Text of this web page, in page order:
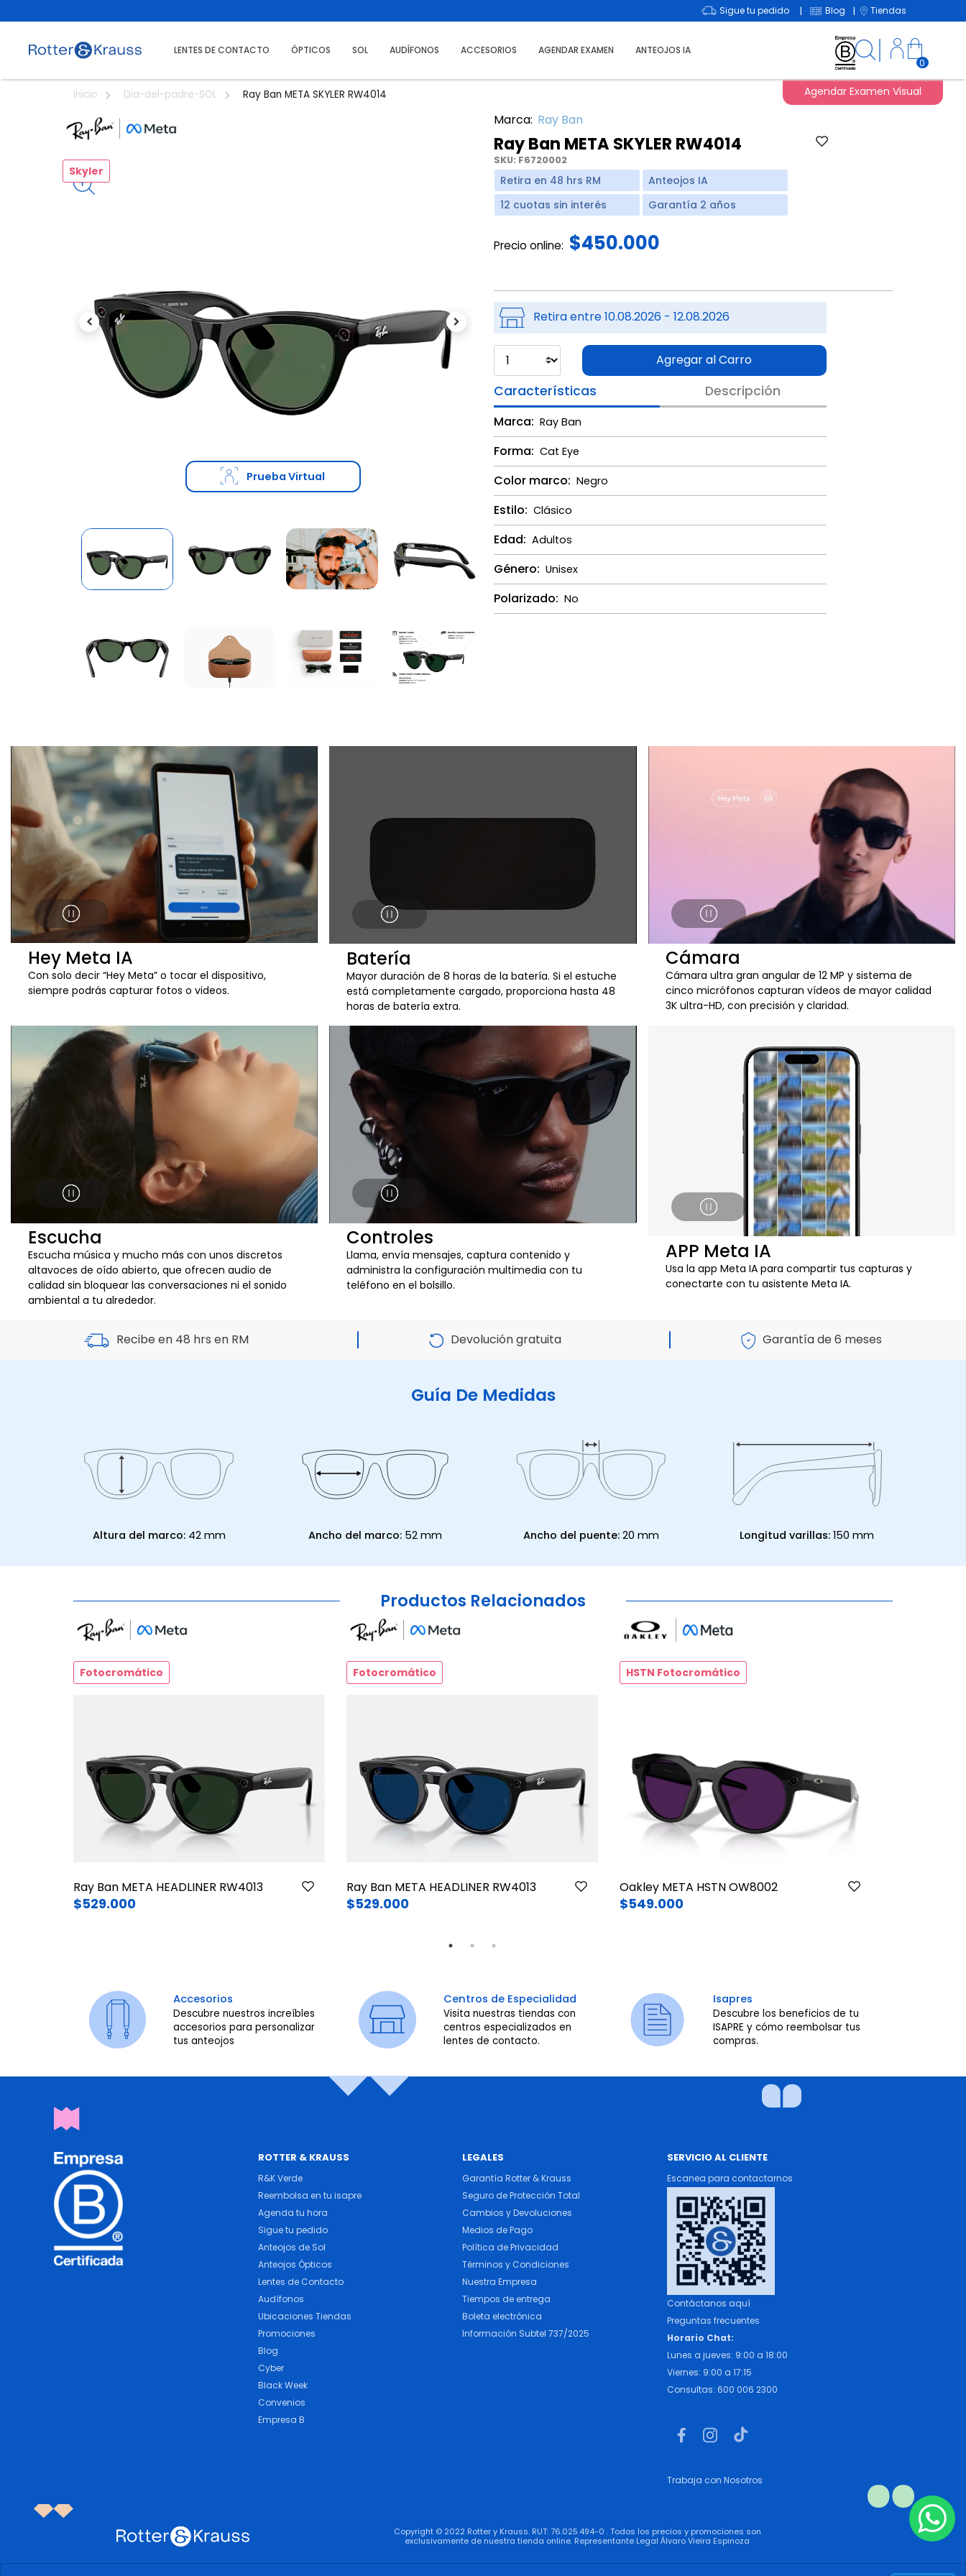
Sigue tu pedido | Blog | Tiendas
LENTES DE CONTACTO ÓPTICOS SOL AUDÍFONOS ACCESORIOS AGENDAR EXAMEN ANTEOJOS IA
0
Agendar Examen Visual
Inicio Dia-del-padre-SOL Ray Ban META SKYLER RW4014
Skyler
Previous Next
Prueba Virtual
Marca: Ray Ban
Ray Ban META SKYLER RW4014
SKU: F6720002
Retira en 48 hrs RM
Anteojos IA
12 cuotas sin interés
Garantía 2 años
Precio online: $450.000
Retira entre 10.08.2026 - 12.08.2026
Agregar al Carro
Características Descripción
Marca: Ray Ban
Forma: Cat Eye
Color marco: Negro
Estilo: Clásico
Edad: Adultos
Género: Unisex
Polarizado: No
Hey Meta IA
Con solo decir “Hey Meta” o tocar el dispositivo,
siempre podrás capturar fotos o videos.
Batería
Mayor duración de 8 horas de la batería. Si el estuche
está completamente cargado, proporciona hasta 48
horas de batería extra.
Cámara
Cámara ultra gran angular de 12 MP y sistema de
cinco micrófonos capturan vídeos de mayor calidad
3K ultra-HD, con precisión y claridad.
Escucha
Escucha música y mucho más con unos discretos
altavoces de oído abierto, que ofrecen audio de
calidad sin bloquear las conversaciones ni el sonido
ambiental a tu alrededor.
Controles
Llama, envía mensajes, captura contenido y
administra la configuración multimedia con tu
teléfono en el bolsillo.
APP Meta IA
Usa la app Meta IA para compartir tus capturas y
conectarte con tu asistente Meta IA.
Recibe en 48 hrs en RM Devolución gratuita Garantía de 6 meses
Guía De Medidas
Altura del marco: 42 mm Ancho del marco: 52 mm Ancho del puente: 20 mm Longitud varillas: 150 mm
Productos Relacionados
Fotocromático
Ray Ban META HEADLINER RW4013
$529.000
Fotocromático
Ray Ban META HEADLINER RW4013
$529.000
HSTN Fotocromático
Oakley META HSTN OW8002
$549.000
Accesorios
Descubre nuestros increíbles
accesorios para personalizar
tus anteojos
Centros de Especialidad
Visita nuestras tiendas con
centros especializados en
lentes de contacto.
Isapres
Descubre los beneficios de tu
ISAPRE y cómo reembolsar tus
compras.
ROTTER & KRAUSS
R&K Verde
Reembolsa en tu isapre
Agenda tu hora
Sigue tu pedido
Anteojos de Sol
Anteojos Ópticos
Lentes de Contacto
Audífonos
Ubicaciones Tiendas
Promociones
Blog
Cyber
Black Week
Convenios
Empresa B
LEGALES
Garantía Rotter & Krauss
Seguro de Protección Total
Cambios y Devoluciones
Medios de Pago
Política de Privacidad
Términos y Condiciones
Nuestra Empresa
Tiempos de entrega
Boleta electrónica
Información Subtel 737/2025
SERVICIO AL CLIENTE
Escanea para contactarnos
Contáctanos aquí
Preguntas frecuentes
Horario Chat:
Lunes a jueves: 9:00 a 18:00
Viernes: 9:00 a 17:15
Consultas: 600 006 2300
Trabaja con Nosotros
Copyright © 2022 Rotter y Krauss. RUT: 76.025.494-0 . Todos los precios y promociones son
exclusivamente de nuestra tienda online. Representante Legal Álvaro Vieira Espinoza